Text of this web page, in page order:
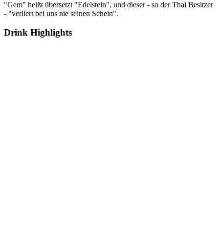
"Gem" heißt übersetzt "Edelstein", und dieser - so der Thai Besitzer
- "verliert bei uns nie seinen Schein".
Drink Highlights